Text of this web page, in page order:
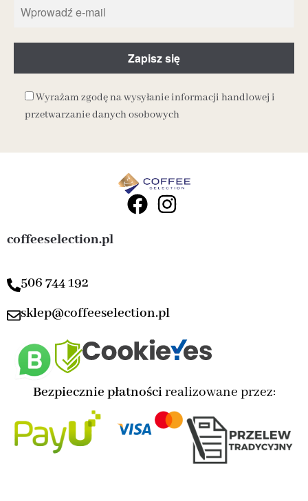
Wyrażam zgodę na wysyłanie informacji handlowej i
przetwarzanie danych osobowych
coffeeselection.pl
506 744 192
sklep@coffeeselection.pl
Bezpiecznie płatnościrealizowane przez: